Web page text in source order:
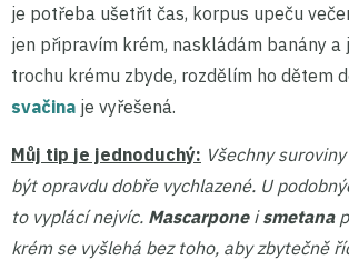
je potřeba ušetřit čas, korpus upeču
jen připravím krém, naskládám banány a
trochu krému zbyde, rozdělím ho dětem
svačina je vyřešená.
Můj tip je jednoduchý: Všechny
být opravdu dobře vychlazené. U
to vyplácí nejvíc. Mascarponeismetana
krém se vyšlehá bez toho, aby zbytečně